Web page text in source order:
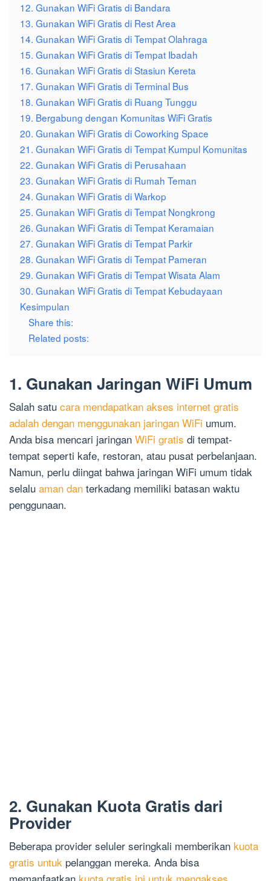
12. Gunakan WiFi Gratis di Bandara
13. Gunakan WiFi Gratis di Rest Area
14. Gunakan WiFi Gratis di Tempat Olahraga
15. Gunakan WiFi Gratis di Tempat Ibadah
16. Gunakan WiFi Gratis di Stasiun Kereta
17. Gunakan WiFi Gratis di Terminal Bus
18. Gunakan WiFi Gratis di Ruang Tunggu
19. Bergabung dengan Komunitas WiFi Gratis
20. Gunakan WiFi Gratis di Coworking Space
21. Gunakan WiFi Gratis di Tempat Kumpul Komunitas
22. Gunakan WiFi Gratis di Perusahaan
23. Gunakan WiFi Gratis di Rumah Teman
24. Gunakan WiFi Gratis di Warkop
25. Gunakan WiFi Gratis di Tempat Nongkrong
26. Gunakan WiFi Gratis di Tempat Keramaian
27. Gunakan WiFi Gratis di Tempat Parkir
28. Gunakan WiFi Gratis di Tempat Pameran
29. Gunakan WiFi Gratis di Tempat Wisata Alam
30. Gunakan WiFi Gratis di Tempat Kebudayaan
Kesimpulan
Share this:
Related posts:
1. Gunakan Jaringan WiFi Umum
Salah satu cara mendapatkan akses internet gratis
adalah dengan menggunakan jaringan WiFi umum.
Anda bisa mencari jaringan WiFi gratis di tempat-
tempat seperti kafe, restoran, atau pusat perbelanjaan.
Namun, perlu diingat bahwa jaringan WiFi umum tidak
selalu aman dan terkadang memiliki batasan waktu
penggunaan.
2. Gunakan Kuota Gratis dari
Provider
Beberapa provider seluler seringkali memberikan kuota
gratis untuk pelanggan mereka. Anda bisa